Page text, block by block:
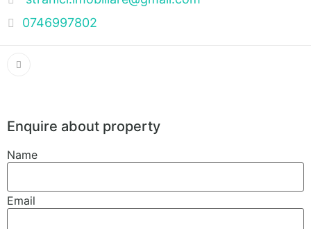
0746997802
Enquire about property
Name
Email